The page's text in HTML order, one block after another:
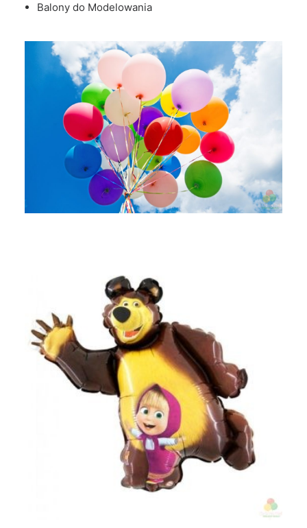
Balony do Modelowania